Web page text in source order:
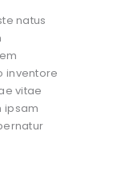
natus
inventore
vitae
ipsam